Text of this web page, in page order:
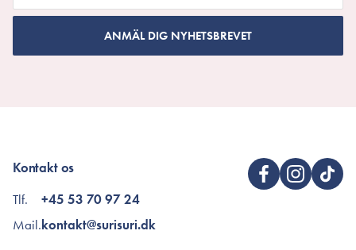
ANMÄL DIG NYHETSBREVET
Kontakt os
Tlf.
Mail.
+45 53 70 97 24
kontakt@surisuri.dk